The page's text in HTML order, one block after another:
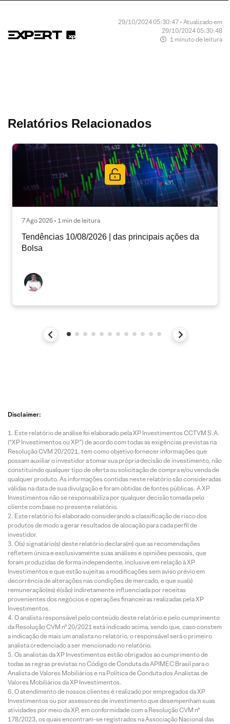
29/10/2024 05:30:47 • Atualizado em
29/10/2024 05:30:48
1 minuto de leitura
Relatórios Relacionados
7 Ago 2026 • 1 min de leitura
Tendências 10/08/2026 | das principais ações da
Bolsa
Disclaimer:
Este relatório de análise foi elaborado pela XP Investimentos CCTVM S.A.
(“XP Investimentos ou XP”) de acordo com todas as exigências previstas na
Resolução CVM 20/2021, tem como objetivo fornecer informações que
possam auxiliar o investidor a tomar sua própria decisão de investimento, não
constituindo qualquer tipo de oferta ou solicitação de compra e/ou venda de
qualquer produto. As informações contidas neste relatório são consideradas
válidas na data de sua divulgação e foram obtidas de fontes públicas. A XP
Investimentos não se responsabiliza por qualquer decisão tomada pelo
cliente com base no presente relatório.
Este relatório foi elaborado considerando a classificação de risco dos
produtos de modo a gerar resultados de alocação para cada perfil de
investidor.
O(s) signatário(s) deste relatório declara(m) que as recomendações
refletem única e exclusivamente suas análises e opiniões pessoais, que
foram produzidas de forma independente, inclusive em relação à XP
Investimentos e que estão sujeitas a modificações sem aviso prévio em
decorrência de alterações nas condições de mercado, e que sua(s)
remuneração(es) é(são) indiretamente influenciada por receitas
provenientes dos negócios e operações financeiras realizadas pela XP
Investimentos.
O analista responsável pelo conteúdo deste relatório e pelo cumprimento
da Resolução CVM nº 20/2021 está indicado acima, sendo que, caso constem
a indicação de mais um analista no relatório, o responsável será o primeiro
analista credenciado a ser mencionado no relatório.
Os analistas da XP Investimentos estão obrigados ao cumprimento de
todas as regras previstas no Código de Conduta da APIMEC Brasil para o
Analista de Valores Mobiliários e na Política de Conduta dos Analistas de
Valores Mobiliários da XP Investimentos.
O atendimento de nossos clientes é realizado por empregados da XP
Investimentos ou por assessores de investimento que desempenham suas
atividades por meio da XP, em conformidade com a Resolução CVM nº
178/2023, os quais encontram-se registrados na Associação Nacional das